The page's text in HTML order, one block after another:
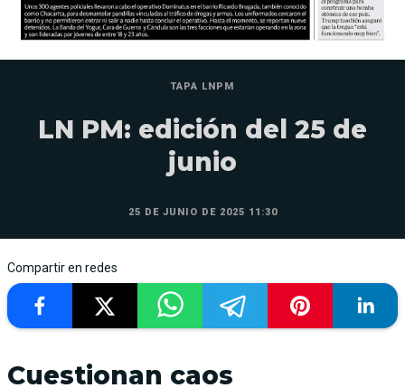
TAPA LNPM
LN PM: edición del 25 de
junio
25 DE JUNIO DE 2025 11:30
Compartir en redes
Cuestionan caos